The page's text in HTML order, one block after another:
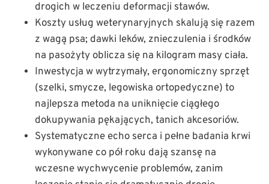
drogich w leczeniu deformacji stawów.
Koszty usług weterynaryjnych skalują się razem
z wagą psa; dawki leków, znieczulenia i środków
na pasożyty oblicza się na kilogram masy ciała.
Inwestycja w wytrzymały, ergonomiczny sprzęt
(szelki, smycze, legowiska ortopedyczne) to
najlepsza metoda na uniknięcie ciągłego
dokupywania pękających, tanich akcesoriów.
Systematyczne echo serca i pełne badania krwi
wykonywane co pół roku dają szansę na
wczesne wychwycenie problemów, zanim